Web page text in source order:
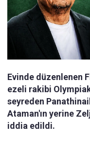
Evinde düzenlenen
ezeli rakibi
seyreden
Ataman'ın yerine
iddia edildi.